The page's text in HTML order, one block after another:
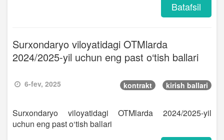
Batafsil
Surxondaryo viloyatidagi OTMlarda
2024/2025-yil uchun eng past o‘tish ballari
6-fev, 2025 kontrakt kirish ballari
Surxondaryo viloyatidagi OTMlarda 2024/2025-yil
uchun eng past o‘tish ballari